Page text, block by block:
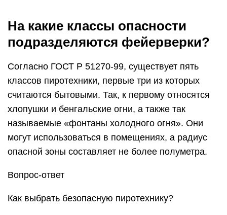
На какие классы опасности
подразделяются фейерверки?
Согласно ГОСТ Р 51270-99, существует пять
классов пиротехники, первые три из которых
считаются бытовыми. Так, к первому относятся
хлопушки и бенгальские огни, а также так
называемые «фонтаны холодного огня». Они
могут использоваться в помещениях, а радиус
опасной зоны составляет не более полуметра.
Вопрос-ответ
Как выбрать безопасную пиротехнику?